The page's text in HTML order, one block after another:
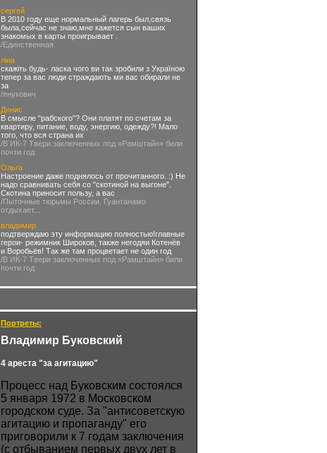
сергей
В 2010 году еще нормальный лагерь был,связь
была,сейчас не знаю,мне кажется сын ваших
знакомых в карты проигрывает .
/Единственная
ліна
скажіть будь- ласка чого ви так зробили з Україною
тепер за вас люди страждають ми вас обирали не
за
/янукович
Денис
В смысле "рабского"? Они платят по счетам за
квартиру, питание, воду, энергию, одежду?! Мало
того, что вся страна их
/В ИК-7 Твери заключенных под «Рамштайн» били
почти год
Ольга
Настроение даже поднялось от прочитанного. :) Не
надо сравнивать себя со "скотиной на выгоне".
Скотина приносит пользу, а вас
/Пыточные тюрьмы России. Гуантанамо
отдыхает...
владимир
подтверждаю эту информацию полностью!главные
герои- режимник Широков, также негодяи Котенёв
и Воробьёв! Так же там процветает не один год
/В ИК-7 Твери заключенных под «Рамштайн» били
почти год
Портреты:
Владимир Буковский
4 ареста "за агитацию"
Процесс над Буковским состоялся
5 января 1972 в Московском
городском суде. За "антисоветскую
агитацию и пропаганду" его
приговорили к 7 годам заключения
(с отбыванием первых двух лет в